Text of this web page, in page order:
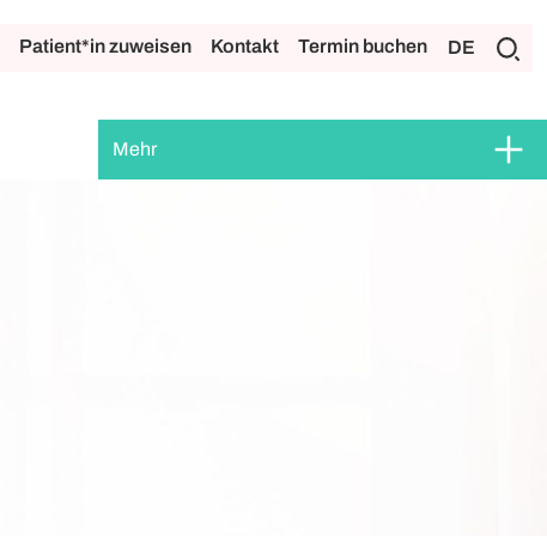
Patient*in zuweisen Kontakt Termin buchen DE
Mehr